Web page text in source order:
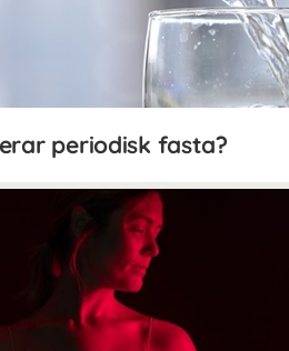
periodisk fasta?